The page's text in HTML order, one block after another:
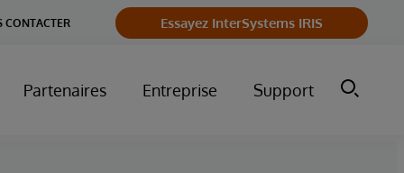
CONTACTER Essayez InterSystems IRIS
Partenaires Entreprise Support